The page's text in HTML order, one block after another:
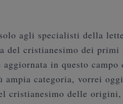
agli specialisti della
del cristianesimo dei primi
in questo
ampia categoria, vorrei
cristianesimo delle